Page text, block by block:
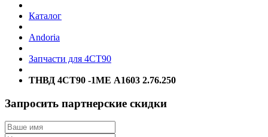
Каталог
Andoria
Запчасти для 4CT90
ТНВД 4СТ90 -1МЕ А1603 2.76.250
Запросить партнерские скидки